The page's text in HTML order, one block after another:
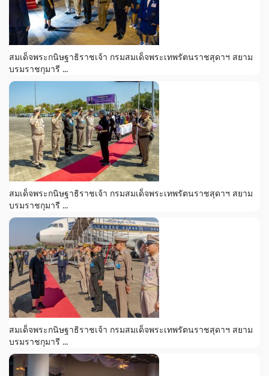
สมเด็จพระกนิษฐาธิราชเจ้า กรมสมเด็จพระเทพรัตนราชสุดาฯ สยาม
บรมราชกุมารี ...
สมเด็จพระกนิษฐาธิราชเจ้า กรมสมเด็จพระเทพรัตนราชสุดาฯ สยาม
บรมราชกุมารี ...
สมเด็จพระกนิษฐาธิราชเจ้า กรมสมเด็จพระเทพรัตนราชสุดาฯ สยาม
บรมราชกุมารี ...